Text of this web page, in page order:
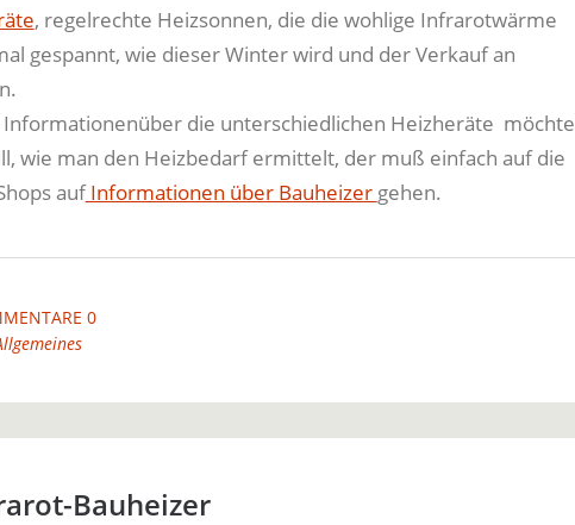
, regelrechte Heizsonnen, die die wohlige Infrarotwärme
gespannt, wie dieser Winter wird und der Verkauf an
die unterschiedlichen Heizheräte möchte
wie man den Heizbedarf ermittelt, der muß einfach auf die
aufInformationen über Bauheizer gehen.
0
Bauheizer